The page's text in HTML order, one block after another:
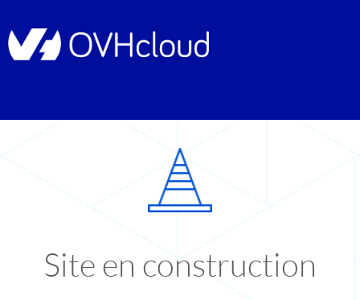
Site en construction